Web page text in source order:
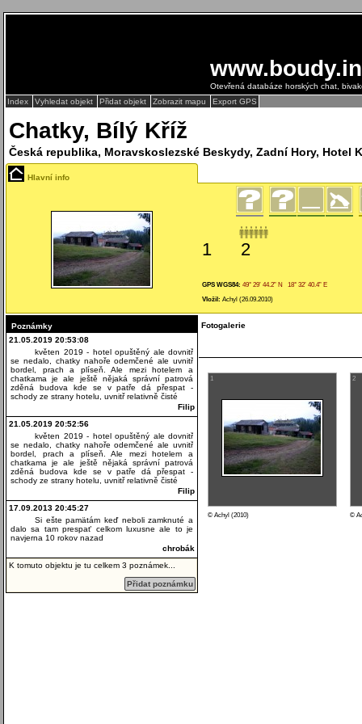
Otevřená databáze horských chat,
Index
Vyhledat objekt Přidat objekt Zobrazit mapu Export GPS
Chatky, Bílý Kříž
Česká republika, Moravskoslezské Beskydy, Zadní Hory, Hotel
Hlavní info
1 2
GPS WGS84: 49° 29’ 44.2” N 18° 32’ 40.4” E
Vložil: Achyl (26.09.2010)
Poznámky
21.05.2019 20:53:08
květen 2019 - hotel opuštěný ale dovnitř
se nedalo, chatky nahoře odemčené ale uvnitř
bordel, prach a plíseň. Ale mezi hotelem a
chatkama je ale ještě nějaká správní patrová
zděná budova kde se v patře dá přespat -
schody ze strany hotelu, uvnitř relativně čisté
Filip
21.05.2019 20:52:56
květen 2019 - hotel opuštěný ale dovnitř
se nedalo, chatky nahoře odemčené ale uvnitř
bordel, prach a plíseň. Ale mezi hotelem a
chatkama je ale ještě nějaká správní patrová
zděná budova kde se v patře dá přespat -
schody ze strany hotelu, uvnitř relativně čisté
Filip
17.09.2013 20:45:27
Si ešte pamätám keď neboli zamknuté a
dalo sa tam prespať celkom luxusne ale to je
navjerna 10 rokov nazad
chrobák
K tomuto objektu je tu celkem 3 poznámek...
Přidat poznámku
Fotogalerie
1
© Achyl (2010)
2
©